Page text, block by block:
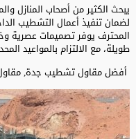
يبحث الكثير من أصحاب المنازل
لضمان تنفيذ أعمال التشطيب
المحترف يوفر تصميمات عصرية
طويلة، مع الالتزام بالمواعيد
أفضل مقاول تشطيب جدة,